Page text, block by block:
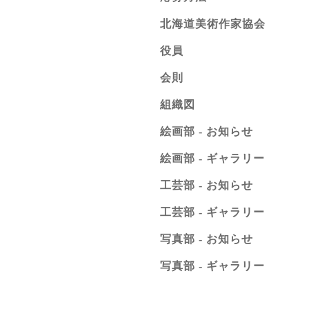
北海道美術作家協会
役員
会則
組織図
絵画部 - お知らせ
絵画部 - ギャラリー
工芸部 - お知らせ
工芸部 - ギャラリー
写真部 - お知らせ
写真部 - ギャラリー